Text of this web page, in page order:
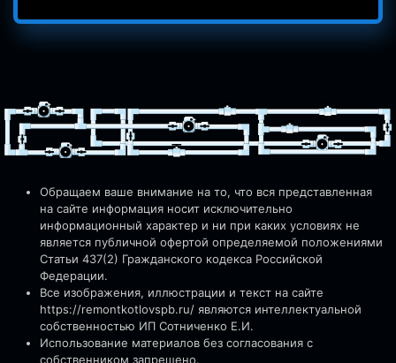
Обращаем ваше внимание на то, что вся представленная
на сайте информация носит исключительно
информационный характер и ни при каких условиях не
является публичной офертой определяемой положениями
Статьи 437(2) Гражданского кодекса Российской
Федерации.
Все изображения, иллюстрации и текст на сайте
https://remontkotlovspb.ru/ являются интеллектуальной
собственностью ИП Сотниченко Е.И.
Использование материалов без согласования с
собственником запрещено.